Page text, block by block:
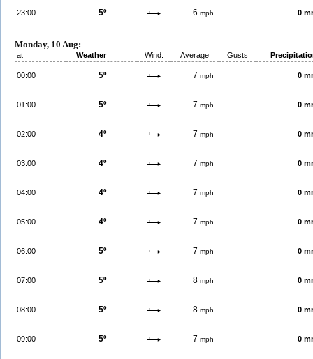
23:00 5º 6 mph 0
Monday, 10 Aug:
at Weather Wind: Average Gusts
00:00 5º 7 mph 0
01:00 5º 7 mph 0
02:00 4º 7 mph 0
03:00 4º 7 mph 0
04:00 4º 7 mph 0
05:00 4º 7 mph 0
06:00 5º 7 mph 0
07:00 5º 8 mph 0
08:00 5º 8 mph 0
09:00 5º 7 mph 0